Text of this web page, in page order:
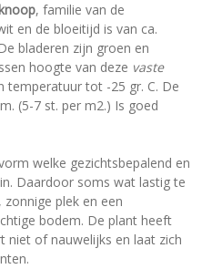
, familie van de
en de bloeitijd is van ca.
bladeren zijn groen en
hoogte van deze vaste
temperatuur tot -25 gr. C. De
(5-7 st. per m2.) Is goed
welke gezichtsbepalend en
Daardoor soms wat lastig te
plek en een
bodem. De plant heeft
niet of nauwelijks en laat zich